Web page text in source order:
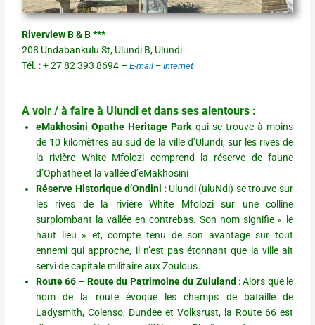
Riverview B & B ***
208 Undabankulu St, Ulundi B, Ulundi
Tél. : + 27 82 393 8694 –E-mail –Internet
A voir / à faire à Ulundi et dans ses alentours :
eMakhosini Opathe Heritage Park qui se trouve à moins
de 10 kilomètres au sud de la ville d’Ulundi, sur les rives de
la rivière White Mfolozi comprend la réserve de faune
d’Ophathe et la vallée d’eMakhosini
Réserve Historique d’Ondini : Ulundi (uluNdi) se trouve sur
les rives de la rivière White Mfolozi sur une colline
surplombant la vallée en contrebas. Son nom signifie « le
haut lieu » et, compte tenu de son avantage sur tout
ennemi qui approche, il n’est pas étonnant que la ville ait
servi de capitale militaire aux Zoulous.
Route 66 – Route du Patrimoine du Zululand : Alors que le
nom de la route évoque les champs de bataille de
Ladysmith, Colenso, Dundee et Volksrust, la Route 66 est